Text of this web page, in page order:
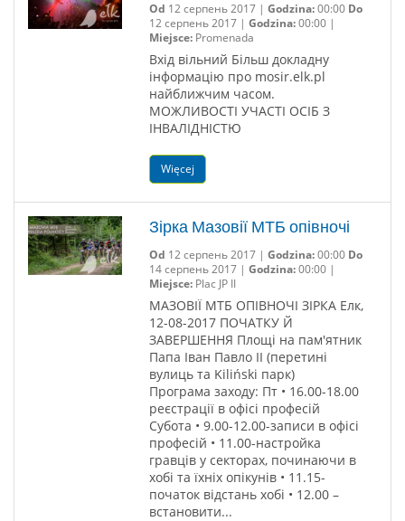
Od 12 серпень 2017 | Godzina:00:00 Do
12 серпень 2017 | Godzina:00:00 |
Miejsce:Promenada
Вхід вільний Більш докладну
інформацію про mosir.elk.pl
найближчим часом.
МОЖЛИВОСТІ УЧАСТІ ОСІБ З
ІНВАЛІДНІСТЮ
Więcej
Зірка Мазовії МТБ опівночі
Od 12 серпень 2017 | Godzina:00:00 Do
14 серпень 2017 | Godzina:00:00 |
Miejsce:Plac JP II
МАЗОВІЇ МТБ ОПІВНОЧІ ЗІРКА Елк,
12-08-2017 ПОЧАТКУ Й
ЗАВЕРШЕННЯ Площі на пам'ятник
Папа Іван Павло II (перетині
вулиць та Kiliński парк)
Програма заходу: Пт • 16.00-18.00
реєстрації в офісі професій
Субота • 9.00-12.00-записи в офісі
професій • 11.00-настройка
гравців у секторах, починаючи в
хобі та їхніх опікунів • 11.15-
початок відстань хобі • 12.00 –
встановити...